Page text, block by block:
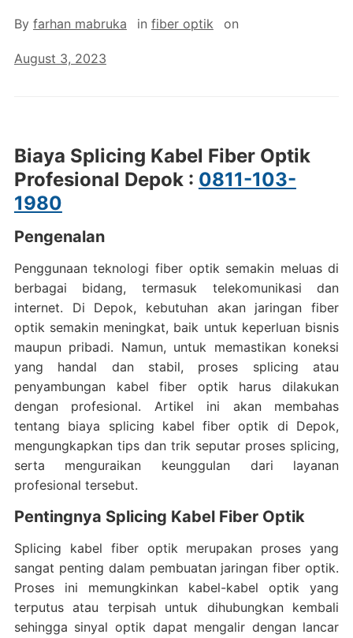
By farhan mabruka in fiber optik on
August 3, 2023
Biaya Splicing Kabel Fiber Optik
Profesional Depok : 0811-103-
1980
Pengenalan
Penggunaan teknologi fiber optik semakin meluas di
berbagai bidang, termasuk telekomunikasi dan
internet. Di Depok, kebutuhan akan jaringan fiber
optik semakin meningkat, baik untuk keperluan bisnis
maupun pribadi. Namun, untuk memastikan koneksi
yang handal dan stabil, proses splicing atau
penyambungan kabel fiber optik harus dilakukan
dengan profesional. Artikel ini akan membahas
tentang biaya splicing kabel fiber optik di Depok,
mengungkapkan tips dan trik seputar proses splicing,
serta menguraikan keunggulan dari layanan
profesional tersebut.
Pentingnya Splicing Kabel Fiber Optik
Splicing kabel fiber optik merupakan proses yang
sangat penting dalam pembuatan jaringan fiber optik.
Proses ini memungkinkan kabel-kabel optik yang
terputus atau terpisah untuk dihubungkan kembali
sehingga sinyal optik dapat mengalir dengan lancar